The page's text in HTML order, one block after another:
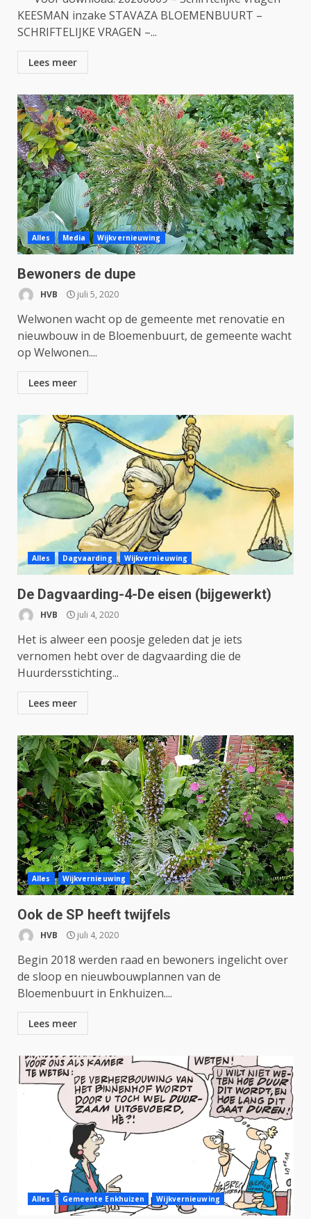
KEESMAN inzake STAVAZA BLOEMENBUURT –
SCHRIFTELIJKE VRAGEN –...
Lees meer
Alles Media Wijkvernieuwing
Bewoners de dupe
HVB juli 5, 2020
Welwonen wacht op de gemeente met renovatie en
nieuwbouw in de Bloemenbuurt, de gemeente wacht
op Welwonen....
Lees meer
Alles Dagvaarding Wijkvernieuwing
De Dagvaarding-4-De eisen (bijgewerkt)
HVB juli 4, 2020
Het is alweer een poosje geleden dat je iets
vernomen hebt over de dagvaarding die de
Huurdersstichting...
Lees meer
Alles Wijkvernieuwing
Ook de SP heeft twijfels
HVB juli 4, 2020
Begin 2018 werden raad en bewoners ingelicht over
de sloop en nieuwbouwplannen van de
Bloemenbuurt in Enkhuizen....
Lees meer
Alles Gemeente Enkhuizen Wijkvernieuwing